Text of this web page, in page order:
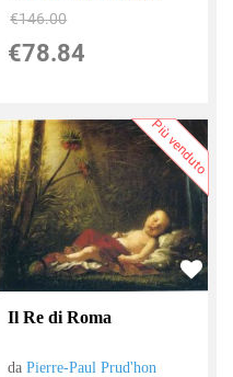
€146.00
€78.84
Più venduto
Il Re di Roma
daPierre-Paul Prud'hon